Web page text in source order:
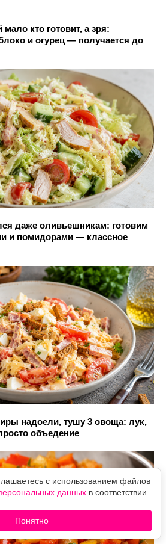
мало кто готовит, а зря:
и огурец — получается до
даже оливьешникам: готовим
и помидорами — классное
надоели, тушу 3 овоща: лук,
объедение
с использованием файлов
данных в соответствии
Понятно